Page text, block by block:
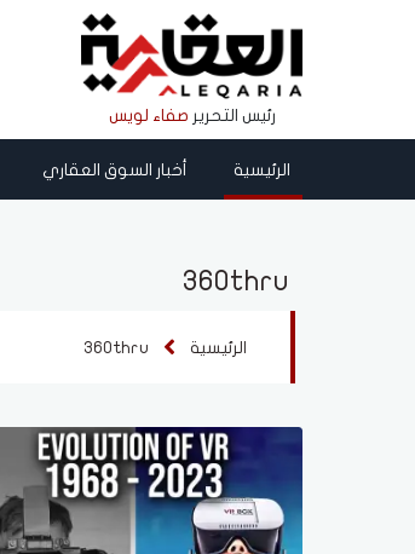
رئيس التحرير صفاء لويس
الرئيسية أخبار السوق العقاري
360thru
الرئيسية 360thru